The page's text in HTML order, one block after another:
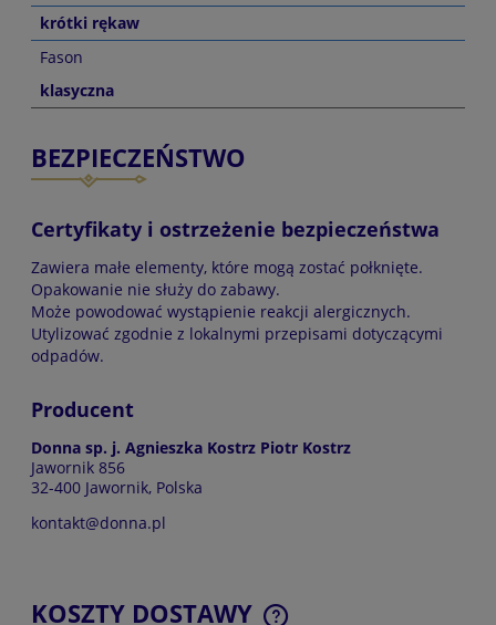
krótki rękaw
Fason
klasyczna
BEZPIECZEŃSTWO
Certyfikaty i ostrzeżenie bezpieczeństwa
Zawiera małe elementy, które mogą zostać połknięte.
Opakowanie nie służy do zabawy.
Może powodować wystąpienie reakcji alergicznych.
Utylizować zgodnie z lokalnymi przepisami dotyczącymi
odpadów.
Producent
Donna sp. j. Agnieszka Kostrz Piotr Kostrz
Jawornik 856
32-400 Jawornik, Polska
kontakt@donna.pl
KOSZTY DOSTAWY